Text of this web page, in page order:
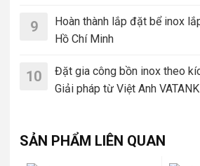
9
Hoàn thành lắp đặt bể inox
Hồ Chí Minh
10
Đặt gia công bồn inox theo
Giải pháp từ Việt Anh VATANK
SẢN PHẨM LIÊN QUAN